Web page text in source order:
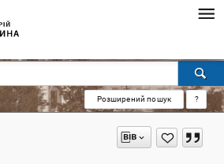
Розширений пошук ?